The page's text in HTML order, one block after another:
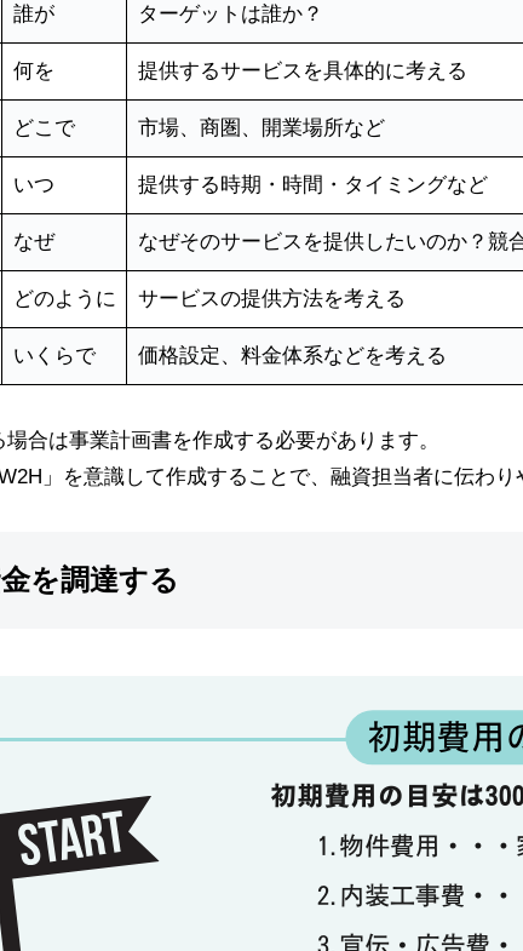
誰が ターゲットは誰か？
何を 提供するサービスを具体的に考える
どこで 市場、商圏、開業場所など
いつ 提供する時期・時間・タイミングなど
なぜ なぜそのサービスを提供したいのか？競
どのように サービスの提供方法を考える
いくらで 価格設定、料金体系などを考える
合は事業計画書を作成する必要があります。
」を意識して作成することで、融資担当者に伝わり
を調達する